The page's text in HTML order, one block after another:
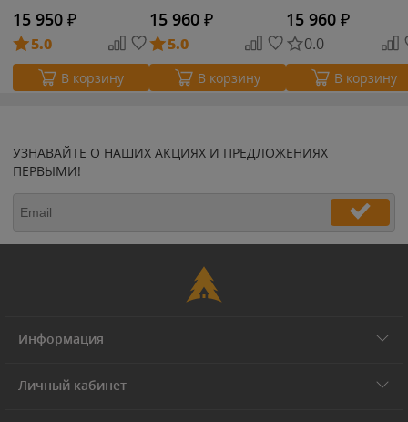
15 950 ₽
5.0
В корзину
15 960 ₽
5.0
В корзину
15 960 ₽
0.0
В корзину
УЗНАВАЙТЕ О НАШИХ АКЦИЯХ И ПРЕДЛОЖЕНИЯХ
ПЕРВЫМИ!
Информация
Личный кабинет